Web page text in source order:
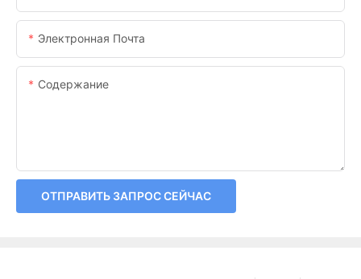
Электронная Почта
Содержание
ОТПРАВИТЬ ЗАПРОС СЕЙЧАС